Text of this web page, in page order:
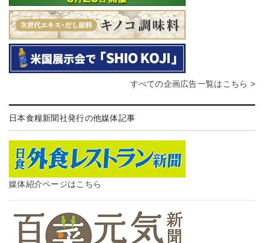
すべての企画広告一覧はこちら >
日本食糧新聞社発行の他媒体記事
媒体紹介ページはこちら